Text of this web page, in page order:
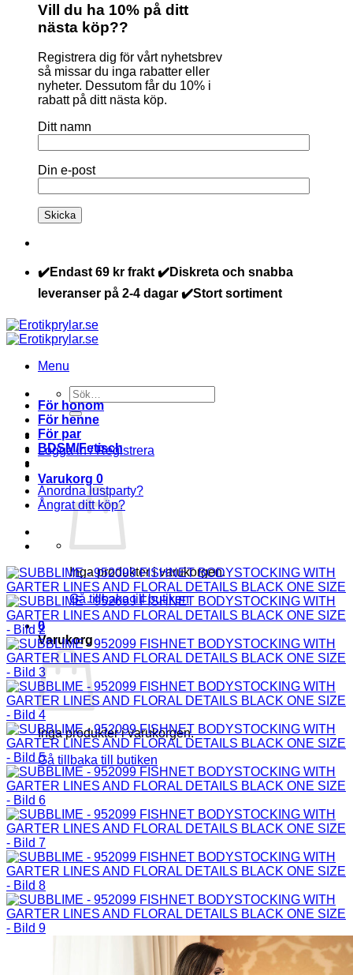
Vill du ha 10% på ditt
nästa köp??
Registrera dig för vårt nyhetsbrev
så missar du inga rabatter eller
nyheter. Dessutom får du 10% i
rabatt på ditt nästa köp.
Ditt namn
Din e-post
✔️Endast 69 kr frakt ✔️Diskreta och snabba
leveranser på 2-4 dagar ✔️Stort sortiment
Menu
Sök
efter:
Logga in / Registrera
Varukorg 0
Inga produkter i varukorgen.
Gå tillbaka till butiken
0
Varukorg
Inga produkter i varukorgen.
Gå tillbaka till butiken
För honom
För henne
För par
BDSM/Fetisch
Anordna lustparty?
Ångrat ditt köp?